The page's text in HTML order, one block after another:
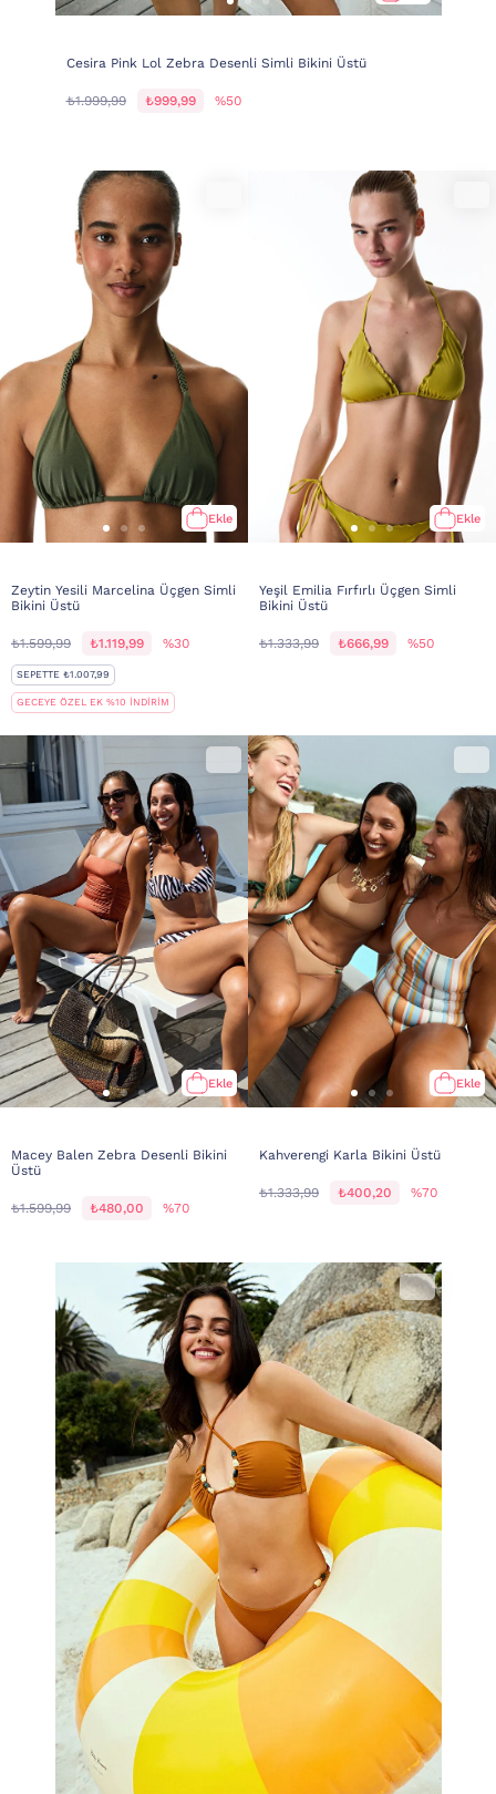
Cesira Pink Lol Zebra Desenli Simli Bikini Üstü
₺1.999,99 ₺999,99 %50
Ekle
Zeytin Yesili Marcelina Üçgen Simli
Bikini Üstü
₺1.599,99 ₺1.119,99 %30
SEPETTE ₺1.007,99
GECEYE ÖZEL EK %10 İNDİRİM
Ekle
Yeşil Emilia Fırfırlı Üçgen Simli
Bikini Üstü
₺1.333,99 ₺666,99 %50
Ekle
Macey Balen Zebra Desenli Bikini
Üstü
₺1.599,99 ₺480,00 %70
Ekle
Kahverengi Karla Bikini Üstü
₺1.333,99 ₺400,20 %70